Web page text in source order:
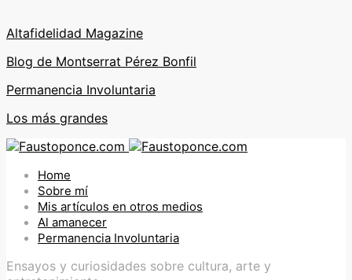
Altafidelidad Magazine
Blog de Montserrat Pérez Bonfil
Permanencia Involuntaria
Los más grandes
Home
Sobre mí
Mis artículos en otros medios
Al amanecer
Permanencia Involuntaria
Ensayos y curiosidades sobre cultura, arte y